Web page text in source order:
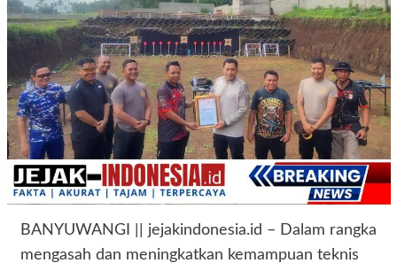
BANYUWANGI || jejakindonesia.id – Dalam rangka
mengasah dan meningkatkan kemampuan teknis